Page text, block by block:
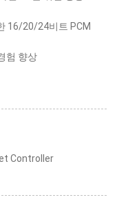
16/20/24비트 PCM
험 향상
Controller